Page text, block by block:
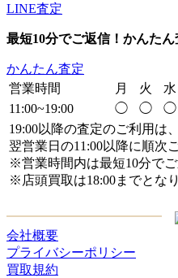
LINE査定
最短10分でご返信！ かんたん
かんたん査定
営業時間
月 火 水
11:00~19:00
◯ ◯ ◯
19:00以降の査定のご利用は、
翌営業日の11:00以降に順次
※営業時間内は最短10分で
※店頭買取は18:00までとな
会社概要
プライバシーポリシー
買取規約